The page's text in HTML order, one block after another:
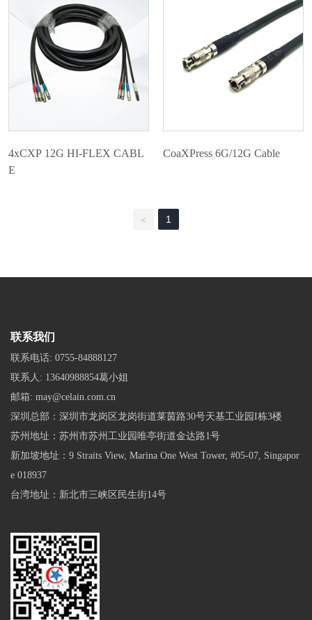
联系我们
4xCXP 12G HI-FLEX CABL
E
CoaXPress 6G/12G Cable
< 1
联系我们
联系电话: 0755-84888127
联系人: 13640988854葛小姐
邮箱: may@celain.com.cn
深圳总部：深圳市龙岗区龙岗街道莱茵路30号天基工业园I栋3楼
苏州地址：苏州市苏州工业园唯亭街道金达路1号
新加坡地址：9 Straits View, Marina One West Tower, #05-07, Singapor
e 018937
台湾地址：新北市三峡区民生街14号